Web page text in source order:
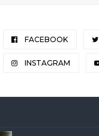
FACEBOOK
INSTAGRAM